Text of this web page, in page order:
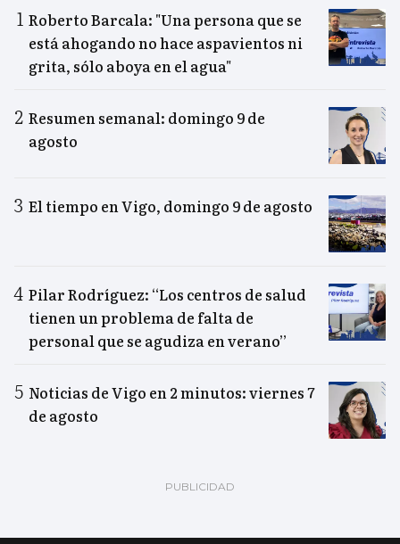
Roberto Barcala: "Una persona que se
está ahogando no hace aspavientos ni
grita, sólo aboya en el agua"
Resumen semanal: domingo 9 de
agosto
El tiempo en Vigo, domingo 9 de agosto
Pilar Rodríguez: “Los centros de salud
tienen un problema de falta de
personal que se agudiza en verano”
Noticias de Vigo en 2 minutos: viernes 7
de agosto